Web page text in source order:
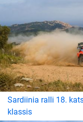
Sardiinia ralli 18.
klassis